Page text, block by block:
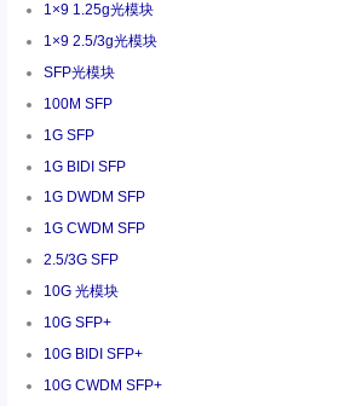
1×9 1.25g光模块
1×9 2.5/3g光模块
SFP光模块
100M SFP
1G SFP
1G BIDI SFP
1G DWDM SFP
1G CWDM SFP
2.5/3G SFP
10G 光模块
10G SFP+
10G BIDI SFP+
10G CWDM SFP+